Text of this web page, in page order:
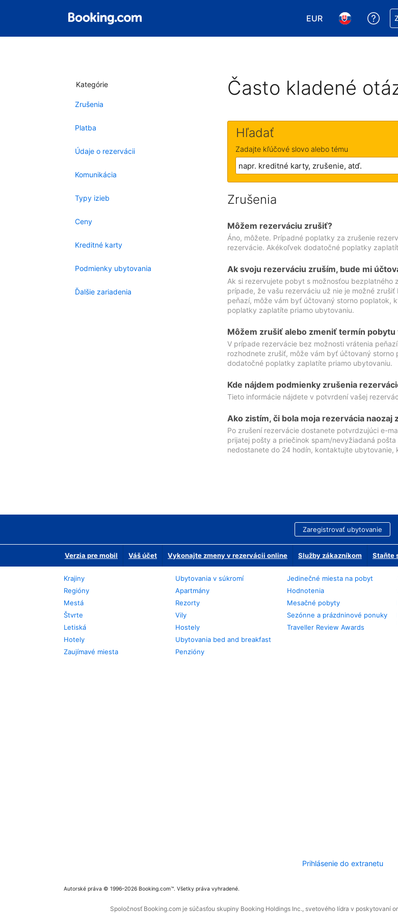
EUR
Vybrať menu.Vybrať jazyk.
Kategórie
Zrušenia
Platba
Údaje o rezervácii
Komunikácia
Typy izieb
Ceny
Kreditné karty
Podmienky ubytovania
Ďalšie zariadenia
Často kladené
Hľadať
Zadajte kľúčové slovo alebo tému
Zrušenia
Môžem rezerváciu zrušiť?
Áno, môžete. Prípadné poplatky za zrušenie
rezervácie. Akékoľvek dodatočné poplatky
Ak svoju rezerváciu zruším, bude mi
Ak si rezervujete pobyt s možnosťou
prípade, že vašu rezerváciu už nie je možné
peňazí, môže vám byť účtovaný storno poplatok,
poplatky zaplatíte priamo ubytovaniu.
Môžem zrušiť alebo zmeniť termín
V prípade rezervácie bez možnosti vrátenia
rozhodnete zrušiť, môže vám byť účtovaný
dodatočné poplatky zaplatíte priamo ubytovaniu.
Kde nájdem podmienky zrušenia
Tieto informácie nájdete v potvrdení vašej
Ako zistím, či bola moja rezervácia naozaj
Po zrušení rezervácie dostanete potvrdzujúci e-
prijatej pošty a priečinok spam/nevyžiadaná
nedostanete do 24 hodín, kontaktujte
Zaregistrovať ubytovanie
Verzia pre mobil Váš účet Vykonajte zmeny v rezervácii online Služby zákazníkom Staňte
Krajiny
Regióny
Mestá
Štvrte
Letiská
Hotely
Zaujímavé miesta
Ubytovania v súkromí
Apartmány
Rezorty
Vily
Hostely
Ubytovania bed and breakfast
Penzióny
Jedinečné miesta na pobyt
Hodnotenia
Mesačné pobyty
Sezónne a prázdninové ponuky
Traveller Review Awards
Prihlásenie do extranetu
Autorské práva © 1996–2026 Booking.com™. Všetky práva vyhradené.
Spoločnosť Booking.com je súčasťou skupiny Booking Holdings Inc., svetového lídra v poskytovaní